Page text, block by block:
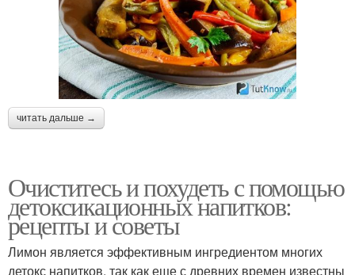
читать дальше →
Очиститесь и похудеть с помощью
детоксикационных напитков:
рецепты и советы
Лимон является эффективным ингредиентом многих
детокс напитков, так как еще с древних времен известны